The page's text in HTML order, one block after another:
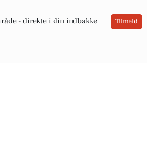
- direkte i din indbakke Tilmeld